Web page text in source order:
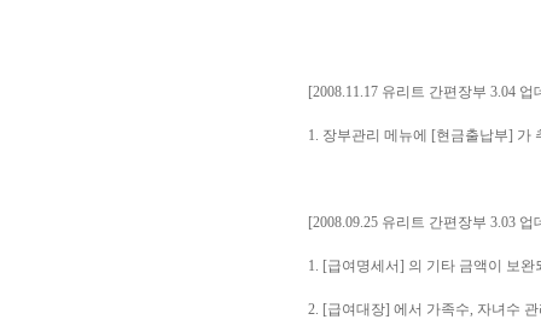
[2008.11.17 유리트 간편장부 3.04 업
1. 장부관리 메뉴에 [현금출납부] 가
[2008.09.25 유리트 간편장부 3.03 업
1. [급여명세서] 의 기타 금액이 보완
2. [급여대장] 에서 가족수, 자녀수